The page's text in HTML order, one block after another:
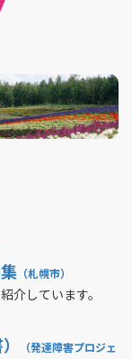
（札幌市）
介しています。
（発達障害プロジェ